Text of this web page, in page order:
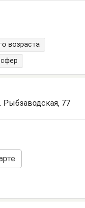
возраста
Рыбзаводская, 77